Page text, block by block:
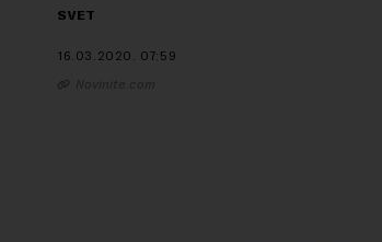
SVET
16.03.2020. 07:59
Novinite.com